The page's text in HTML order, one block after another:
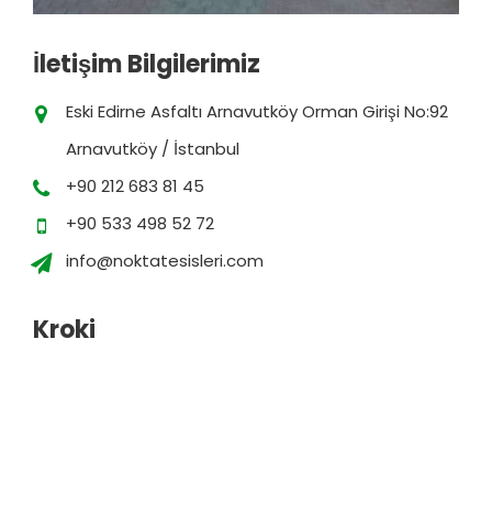
İletişim Bilgilerimiz
Eski Edirne Asfaltı Arnavutköy Orman Girişi No:92
Arnavutköy / İstanbul
+90 212 683 81 45
+90 533 498 52 72
info@noktatesisleri.com
Kroki